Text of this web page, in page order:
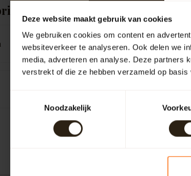
Deze website maakt gebruik van cookies
We gebruiken cookies om content en
websiteverkeer te analyseren. Ook delen we
media, adverteren en analyse. Deze partners
verstrekt of die ze hebben verzameld op
Noodzakelijk
Kuipen